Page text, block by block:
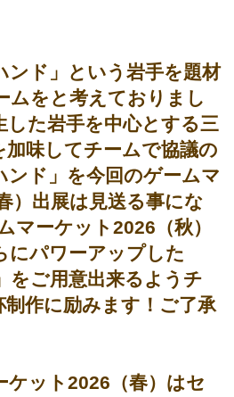
ンド」という岩手を題材
ムをと考えておりまし
した岩手を中心とする三
加味してチームで協議の
ンド」を今回のゲームマ
）出展は見送る事にな
マーケット2026（秋）
にパワーアップした
をご用意出来るようチ
制作に励みます！ご了承
ケット2026（春）はセ